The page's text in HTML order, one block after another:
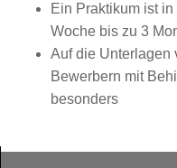
Ein Praktikum ist
Woche bis zu 3
Auf die Unterlagen
Bewerbern mit
besonders